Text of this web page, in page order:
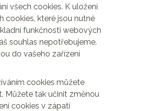
všech cookies. K uložení
cookies, které jsou nutné
funkčnosti webových
souhlas nepotřebujeme.
do vašeho zařízení
cookies můžete
Můžete tak učinit změnou
cookies v zápatí